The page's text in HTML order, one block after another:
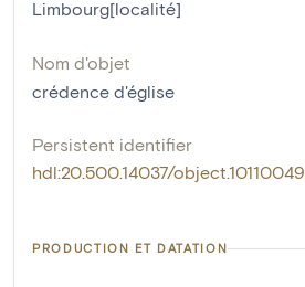
Limbourg[localité]
Nom d'objet
crédence d'église
Persistent identifier
hdl:20.500.14037/object.10110049
PRODUCTION ET DATATION